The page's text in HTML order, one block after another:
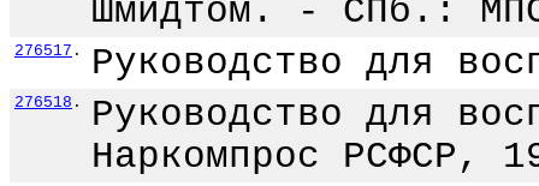
Шмидтом. - СПб.:
276517 . Руководство для
276518 .
Руководство для
Наркомпрос РСФСР,